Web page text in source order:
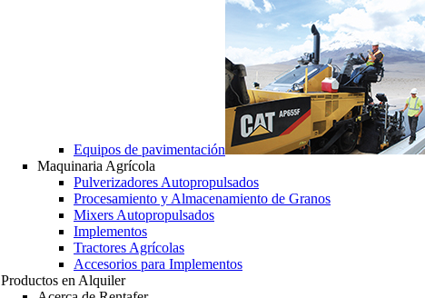
Equipos de pavimentación
Maquinaria Agrícola
Pulverizadores Autopropulsados
Procesamiento y Almacenamiento de Granos
Mixers Autopropulsados
Implementos
Tractores Agrícolas
Accesorios para Implementos
Productos en Alquiler